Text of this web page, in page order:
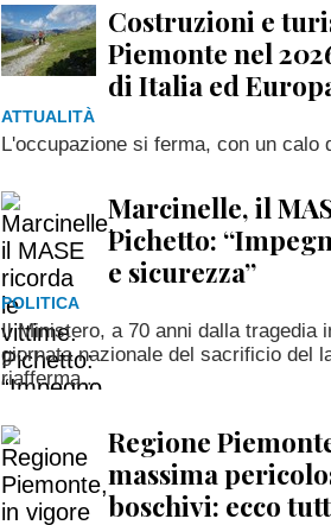
Costruzioni e
Piemonte nel
di Italia ed
ATTUALITÀ
L'occupazione si ferma, con un calo
Marcinelle, il
Pichetto:
e sicurezza”
POLITICA
Il Ministero, a 70 anni dalla tragedia
giornata nazionale del sacrificio del
riafferma...
Regione
massima
boschivi: ecco